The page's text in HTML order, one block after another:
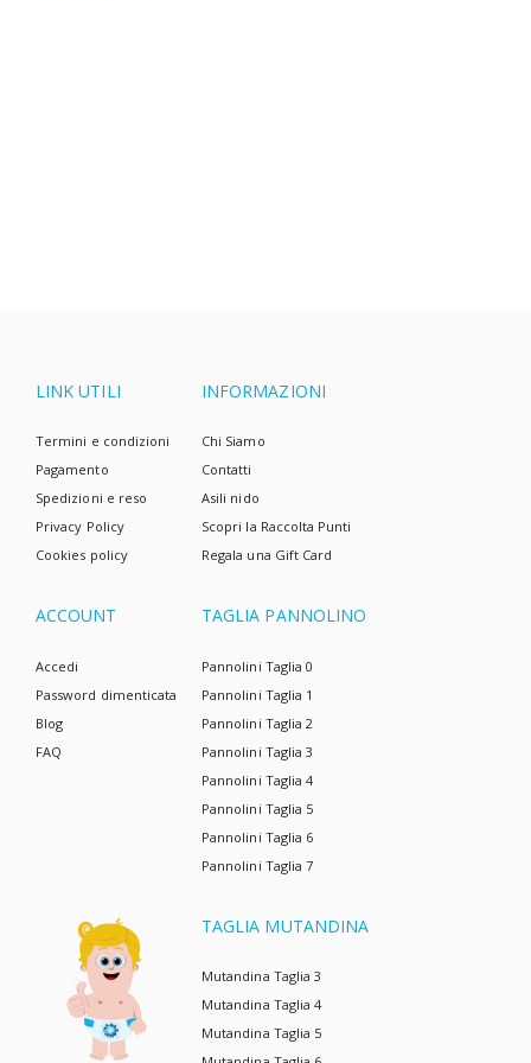
LINK UTILI
Termini e condizioni
Pagamento
Spedizioni e reso
Privacy Policy
Cookies policy
INFORMAZIONI
Chi Siamo
Contatti
Asili nido
Scopri la Raccolta Punti
Regala una Gift Card
ACCOUNT
Accedi
Password dimenticata
Blog
FAQ
TAGLIA PANNOLINO
Pannolini Taglia 0
Pannolini Taglia 1
Pannolini Taglia 2
Pannolini Taglia 3
Pannolini Taglia 4
Pannolini Taglia 5
Pannolini Taglia 6
Pannolini Taglia 7
TAGLIA MUTANDINA
Mutandina Taglia 3
Mutandina Taglia 4
Mutandina Taglia 5